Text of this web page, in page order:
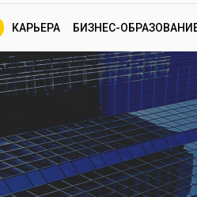
КАРЬЕРА БИЗНЕС-